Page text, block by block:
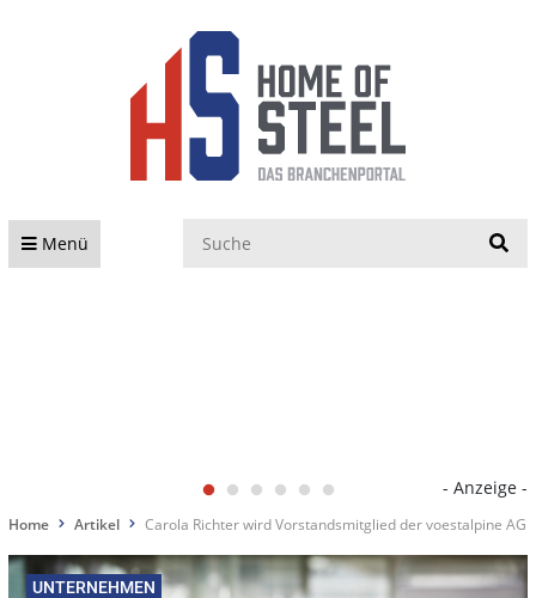
Menü
- Anzeige -
Home Artikel Carola Richter wird Vorstandsmitglied der voestalpine AG
UNTERNEHMEN